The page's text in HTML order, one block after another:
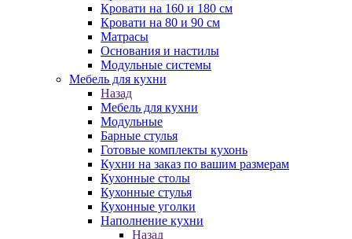
Кровати на 160 и 180 см
Кровати на 80 и 90 см
Матрасы
Основания и настилы
Модульные системы
Мебель для кухни
Назад
Мебель для кухни
Модульные
Барные стулья
Готовые комплекты кухонь
Кухни на заказ по вашим размерам
Кухонные столы
Кухонные стулья
Кухонные уголки
Наполнение кухни
Назад